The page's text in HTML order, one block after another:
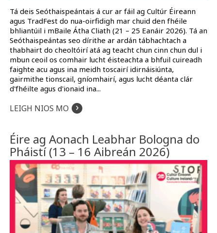
Tá deis Seóthaispeántais á cur ar fáil ag Cultúr Éireann
agus TradFest do nua-oirfidigh mar chuid den fhéile
bhliantúil i mBaile Átha Cliath (21 – 25 Eanáir 2026). Tá an
Seóthaispeántas seo dírithe ar ardán tábhachtach a
thabhairt do cheoltóirí atá ag teacht chun cinn chun dul i
mbun ceoil os comhair lucht éisteachta a bhfuil cuireadh
faighte acu agus ina meidh toscairí idirnáisiúnta,
gairmithe tionscail, gníomhairí, agus lucht déanta clár
d'fhéilte agus d'ionaid ina...
LEIGH NIOS MO ›
Éire ag Aonach Leabhar Bologna do
Pháistí (13 – 16 Aibreán 2026)